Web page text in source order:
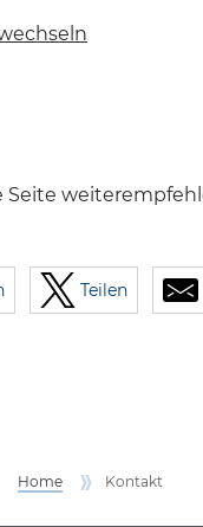
Seite
Teilen
Home Kontakt